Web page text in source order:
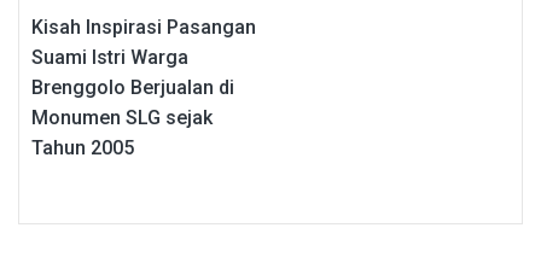
Kisah Inspirasi Pasangan
Suami Istri Warga
Brenggolo Berjualan di
Monumen SLG sejak
Tahun 2005